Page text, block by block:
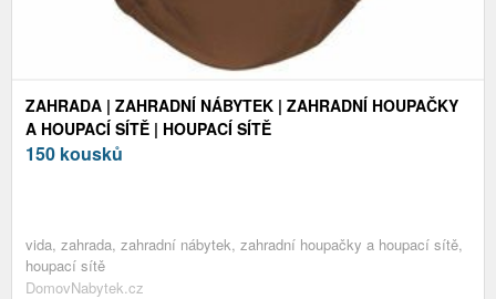
ZAHRADA | ZAHRADNÍ NÁBYTEK | ZAHRADNÍ HOUPAČKY
A HOUPACÍ SÍTĚ | HOUPACÍ SÍTĚ
150 kousků
vida, zahrada, zahradní nábytek, zahradní houpačky a houpací sítě,
houpací sítě
DomovNabytek.cz